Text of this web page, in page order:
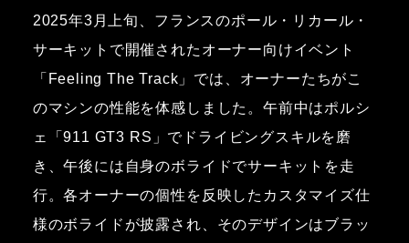
2025年3月上旬、フランスのポール・リカール・
サーキットで開催されたオーナー向けイベント
「Feeling The Track」では、オーナーたちがこ
のマシンの性能を体感しました。午前中はポルシ
ェ「911 GT3 RS」でドライビングスキルを磨
き、午後には自身のボライドでサーキットを走
行。各オーナーの個性を反映したカスタマイズ仕
様のボライドが披露され、そのデザインはブラッ